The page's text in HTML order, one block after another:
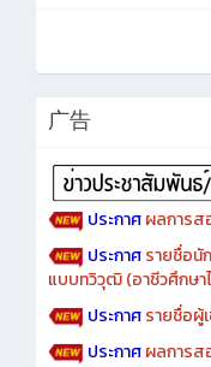
广告
ประกาศผลการส
ประกาศรายชื่อนั
แบบทวิวุฒิ (อาชีวศึกษ
ประกาศรายชื่อผู้
ประกาศผลการส